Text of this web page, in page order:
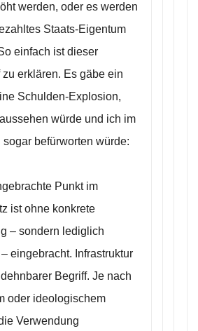
werden, oder es werden
Staats-Eigentum
einfach ist dieser
erklären. Es gäbe ein
Schulden-Explosion,
würde und ich im
befürworten würde:
Punkt im
ist ohne konkrete
– sondern lediglich
eingebracht. Infrastruktur
Begriff. Je nach
oder ideologischem
Verwendung